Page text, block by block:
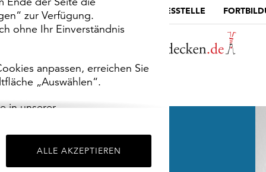
zur Verfügung.
ohne Ihr Einverständnis
anpassen, erreichen Sie
„Auswählen“.
in unserer
ALLE AKZEPTIEREN
MUSEUMSPORTAL DIE LANDESSTELLE